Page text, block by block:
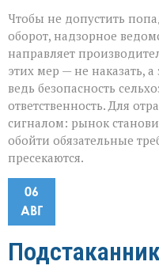
Чтобы не допустить
оборот, надзорное
направляет
этих мер — не наказать,
ведь безопасность
ответственность. Для
сигналом: рынок
обойти обязательные
пресекаются.
06
АВГ